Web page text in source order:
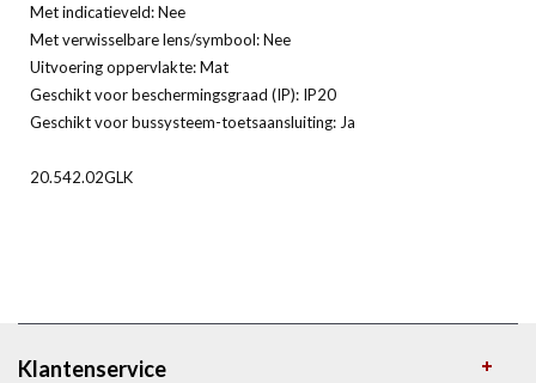
Met indicatieveld: Nee
Met verwisselbare lens/symbool: Nee
Uitvoering oppervlakte: Mat
Geschikt voor beschermingsgraad (IP): IP20
Geschikt voor bussysteem-toetsaansluiting: Ja
20.542.02GLK
Klantenservice